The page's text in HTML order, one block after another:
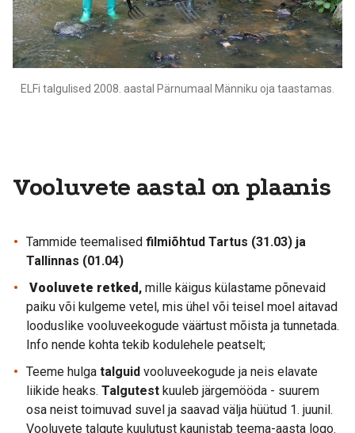
ELFi talgulised 2008. aastal Pärnumaal Männiku oja taastamas.
Vooluvete aastal on plaanis
Tammide teemalised filmiõhtud Tartus (31.03) ja
Tallinnas (01.04)
Vooluvete retked , mille käigus külastame põnevaid
paiku või kulgeme vetel, mis ühel või teisel moel aitavad
looduslike vooluveekogude väärtust mõista ja tunnetada.
Info nende kohta tekib kodulehele peatselt;
Teeme hulga talguid vooluveekogude ja neis elavate
liikide heaks. Talgutest kuuleb järgemööda - suurem
osa neist toimuvad suvel ja saavad välja hüütud 1. juunil.
Vooluvete talgute kuulutust kaunistab teema-aasta logo.